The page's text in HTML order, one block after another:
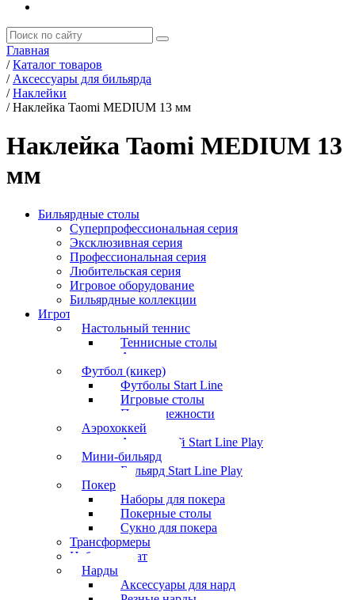
Главная
/ Каталог товаров
/ Аксессуары для бильярда
/ Наклейки
/ Наклейка Taomi MEDIUM 13 мм
Наклейка Taomi MEDIUM 13
мм
Бильярдные столы
Суперпрофессиональная серия
Эксклюзивная серия
Профессиональная серия
Любительская серия
Игровое оборудование
Бильярдные коллекции
Игротека
Настольный теннис
Теннисные столы
Аксессуары
Футбол (кикер)
Футболы Start Line
Игровые столы
Принадлежности
Аэрохоккей
Аэрохоккей Start Line Play
Мини-бильярд
Бильярд Start Line Play
Покер
Наборы для покера
Покерные столы
Сукно для покера
Трансформеры
Набор шахмат
Нарды
Аксессуары для нард